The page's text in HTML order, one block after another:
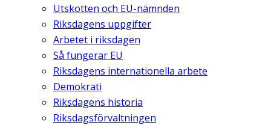
Utskotten och EU-nämnden
Riksdagens uppgifter
Arbetet i riksdagen
Så fungerar EU
Riksdagens internationella arbete
Demokrati
Riksdagens historia
Riksdagsförvaltningen